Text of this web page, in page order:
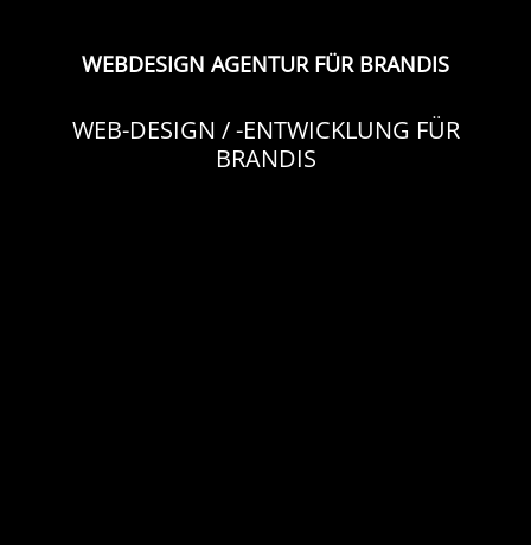
WEBDESIGN AGENTUR FÜR BRANDIS
WEB-DESIGN / -ENTWICKLUNG FÜR
BRANDIS